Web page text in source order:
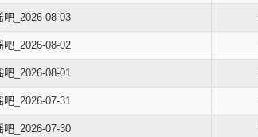
吧_2026-08-03
吧_2026-08-02
吧_2026-08-01
吧_2026-07-31
吧_2026-07-30